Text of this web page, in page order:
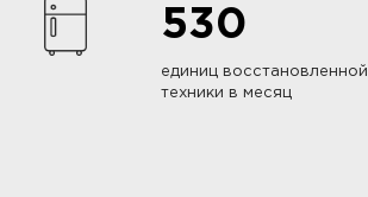
530
единиц восстановленной
техники в месяц